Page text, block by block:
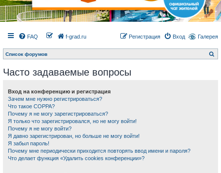
Галерея
FAQ f-grad.ru Вход
Регистрация
Список форумов
о
Часто задаваемые вопросы
Вход на конференцию и регистрация
Зачем мне нужно регистрироваться?
Что такое COPPA?
Почему я не могу зарегистрироваться?
Я только что зарегистрировался, но не могу войти!
Почему я не могу войти?
Я давно зарегистрирован, но больше не могу войти!
Я забыл пароль!
Почему мне периодически приходится повторять ввод имени и пароля?
Что делает функция «Удалить cookies конференции»?